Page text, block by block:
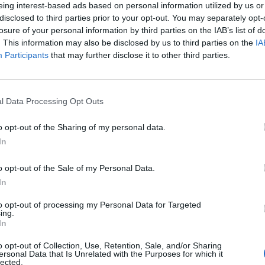
interest-based ads based on personal information utilized by us
to third parties prior to your opt-out. You may separately
of your personal information by third parties on the IAB’s list of
This information may also be disclosed by us to third parties on the
Participants that may further disclose it to other third parties.
Data Processing Opt Outs
opt-out of the Sharing of my personal data.
opt-out of the Sale of my Personal Data.
opt-out of processing my Personal Data for Targeted
opt-out of Collection, Use, Retention, Sale, and/or Sharing
Data that Is Unrelated with the Purposes for which it
60-120 perc könnyű 250-500
1. A bacont vágjuk fel kisebb darabokra, a virslit
A zöldségeket és a hagymát pucoljuk meg, majd
A krumplit szintén pucoljuk meg, majd vágjuk fel
Amikor már kezd színt kapni, adjuk hozzá a
Ezután adjuk hozzá az apróra felvágott
kevergetve pároljuk pár percig.